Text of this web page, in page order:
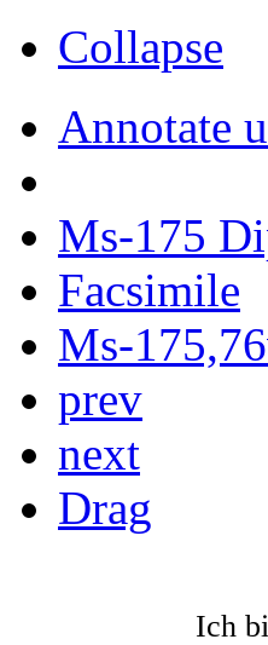
Collapse
Annotate
Ms-175
Facsimile
Ms-
prev
next
Drag
Ich